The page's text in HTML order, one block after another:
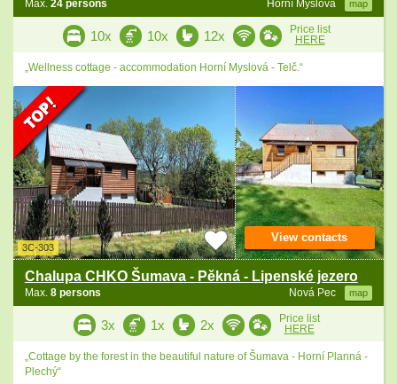
Horní Myslová map
Max. 24 persons
10x 10x 12x
Price list
HERE
„Wellness cottage - accommodation Horní Myslová - Telč.“
3C-303
Chalupa CHKO Šumava - Pěkná - Lipenské jezero
Nová Pec map
Max. 8 persons
View contacts
3x 1x 2x
Price list
HERE
„Cottage by the forest in the beautiful nature of Šumava - Horní Planná -
Plechý“